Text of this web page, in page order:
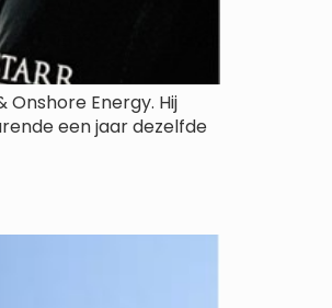
Energy. Hij
een jaar dezelfde